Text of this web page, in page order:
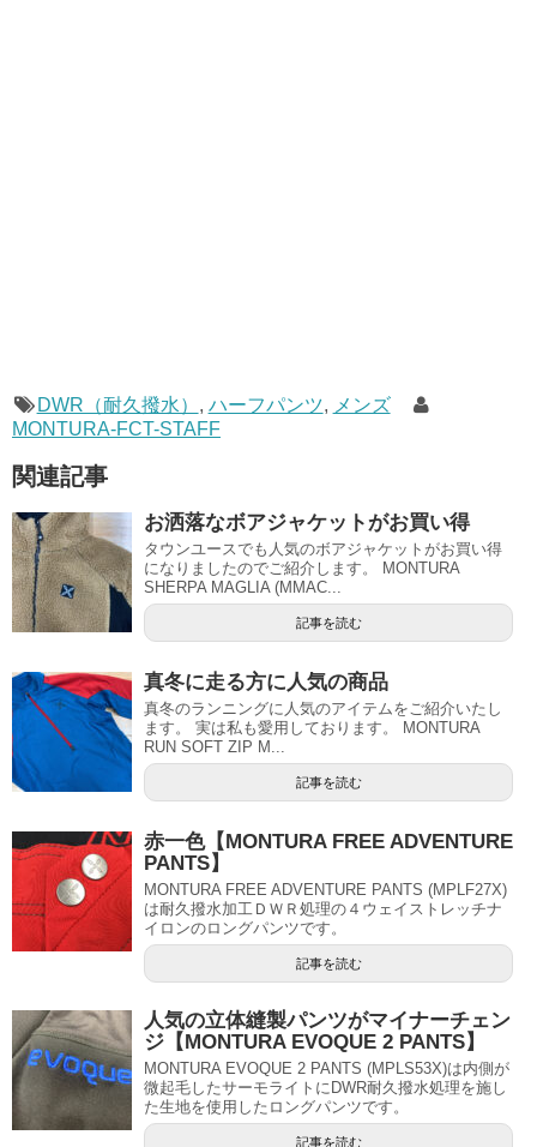
DWR（耐久撥水） , ハーフパンツ, メンズ
MONTURA-FCT-STAFF
関連記事
お洒落なボアジャケットがお買い得
タウンユースでも人気のボアジャケットがお買い得
になりましたのでご紹介します。 MONTURA
SHERPA MAGLIA (MMAC...
記事を読む
真冬に走る方に人気の商品
真冬のランニングに人気のアイテムをご紹介いたし
ます。 実は私も愛用しております。 MONTURA
RUN SOFT ZIP M...
記事を読む
赤一色【MONTURA FREE ADVENTURE
PANTS】
MONTURA FREE ADVENTURE PANTS (MPLF27X)
は耐久撥水加工ＤＷＲ処理の４ウェイストレッチナ
イロンのロングパンツです。
記事を読む
人気の立体縫製パンツがマイナーチェン
ジ【MONTURA EVOQUE 2 PANTS】
MONTURA EVOQUE 2 PANTS (MPLS53X)は内側が
微起毛したサーモライトにDWR耐久撥水処理を施し
た生地を使用したロングパンツです。
記事を読む